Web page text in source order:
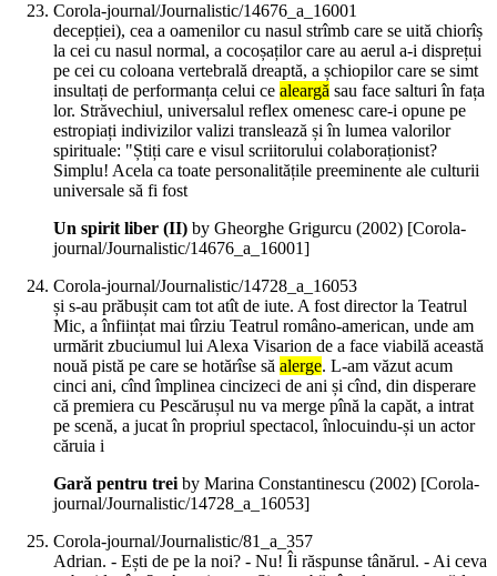
Corola-journal/Journalistic/14676_a_16001
decepției), cea a oamenilor cu nasul strîmb care se uită chiorîș
la cei cu nasul normal, a cocoșaților care au aerul a-i disprețui
pe cei cu coloana vertebrală dreaptă, a șchiopilor care se simt
insultați de performanța celui ce aleargă sau face salturi în fața
lor. Străvechiul, universalul reflex omenesc care-i opune pe
estropiați indivizilor valizi translează și în lumea valorilor
spirituale: "Știți care e visul scriitorului colaboraționist?
Simplu! Acela ca toate personalitățile preeminente ale culturii
universale să fi fost
Un spirit liber (II) by Gheorghe Grigurcu (2002) [Corola-
journal/Journalistic/14676_a_16001]
Corola-journal/Journalistic/14728_a_16053
și s-au prăbușit cam tot atît de iute. A fost director la Teatrul
Mic, a înființat mai tîrziu Teatrul româno-american, unde am
urmărit zbuciumul lui Alexa Visarion de a face viabilă această
nouă pistă pe care se hotărîse să alerge. L-am văzut acum
cinci ani, cînd împlinea cincizeci de ani și cînd, din disperare
că premiera cu Pescărușul nu va merge pînă la capăt, a intrat
pe scenă, a jucat în propriul spectacol, înlocuindu-și un actor
căruia i
Gară pentru treiby Marina Constantinescu (2002) [Corola-
journal/Journalistic/14728_a_16053]
Corola-journal/Journalistic/81_a_357
Adrian. - Ești de pe la noi? - Nu! Îi răspunse tânărul. - Ai ceva